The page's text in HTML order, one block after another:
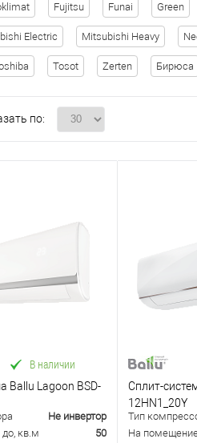
Fujitsu Funai Green
Electric Mitsubishi Heavy
Tosot Zerten Бирюса
по:
В наличии
Ballu Lagoon BSD-
Не инвертор
кв.м
50
Сплит-
12HN1_20Y
Тип
На